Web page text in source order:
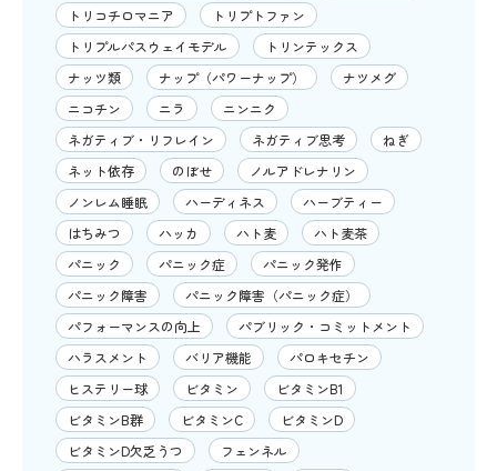
トリコチロマニア
トリプトファン
トリプルパスウェイモデル
トリンテックス
ナッツ類
ナップ（パワーナップ）
ナツメグ
ニコチン
ニラ
ニンニク
ネガティブ・リフレイン
ネガティブ思考
ねぎ
ネット依存
のぼせ
ノルアドレナリン
ノンレム睡眠
ハーディネス
ハーブティー
はちみつ
ハッカ ハト麦
ハト麦茶
パニック
パニック症
パニック発作
パニック障害
パニック障害（パニック症）
パフォーマンスの向上
パブリック・コミットメント
ハラスメント
バリア機能
パロキセチン
ヒステリー球
ビタミン
ビタミンB1
ビタミンB群
ビタミンC
ビタミンD
ビタミンD欠乏うつ
フェンネル